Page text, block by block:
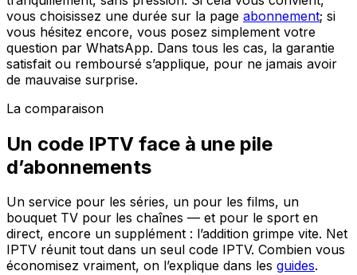
vous choisissez une durée sur la page abonnement; si
vous hésitez encore, vous posez simplement votre
question par WhatsApp. Dans tous les cas, la garantie
satisfait ou remboursé s’applique, pour ne jamais avoir
de mauvaise surprise.
La comparaison
Un code IPTV face à une pile
d’abonnements
Un service pour les séries, un pour les films, un
bouquet TV pour les chaînes — et pour le sport en
direct, encore un supplément : l’addition grimpe vite. Net
IPTV réunit tout dans un seul code IPTV. Combien vous
économisez vraiment, on l’explique dans les guides.